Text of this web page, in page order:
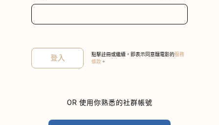
登入 點擊註冊或繼續，即表示同意釀電影的服務
條款 。
OR 使用你熟悉的社群帳號